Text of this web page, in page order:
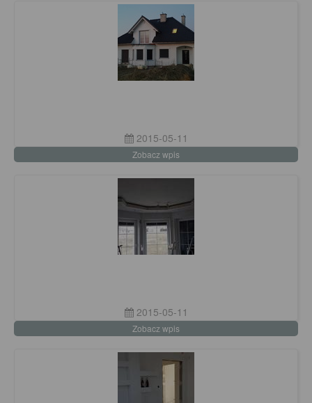
2015-05-11
Zobacz wpis
2015-05-11
Zobacz wpis